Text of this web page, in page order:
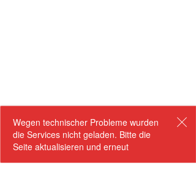
Wegen technischer Probleme wurden
die Services nicht geladen. Bitte die
Seite aktualisieren und erneut